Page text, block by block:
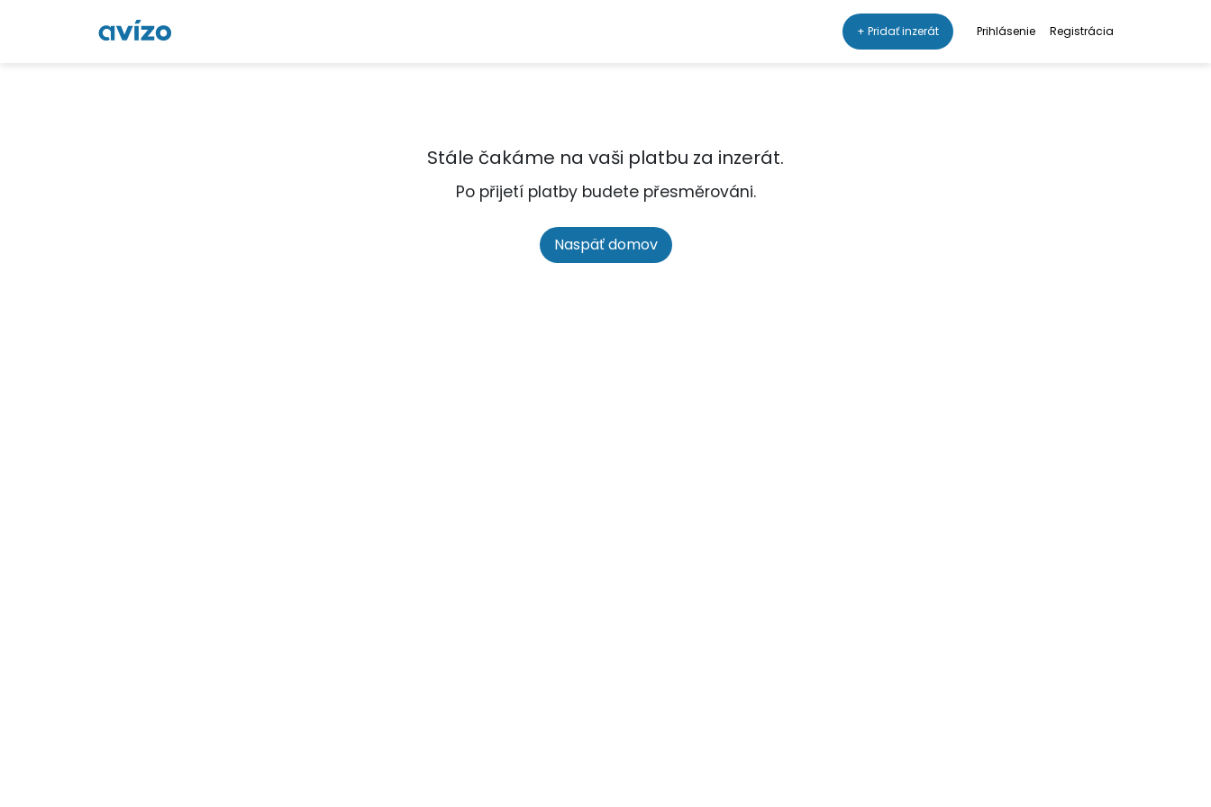
+ Pridať inzerát Prihlásenie Registrácia
Stále čakáme na vaši platbu za inzerát.
Po přijetí platby budete přesměrováni.
Naspäť domov